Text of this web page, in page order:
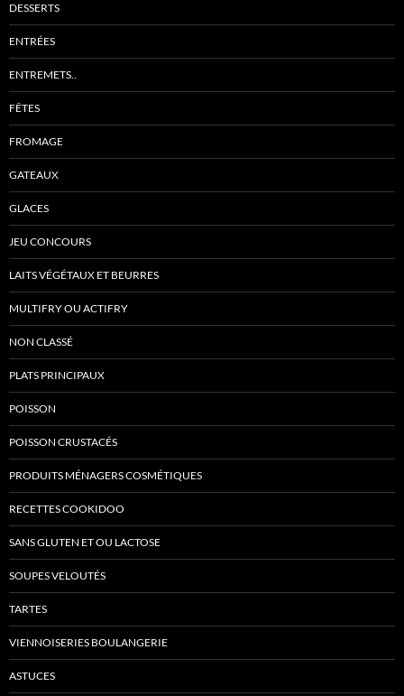
DESSERTS
ENTRÉES
ENTREMETS..
FÊTES
FROMAGE
GATEAUX
GLACES
JEU CONCOURS
LAITS VÉGÉTAUX ET BEURRES
MULTIFRY OU ACTIFRY
NON CLASSÉ
PLATS PRINCIPAUX
POISSON
POISSON CRUSTACÉS
PRODUITS MÉNAGERS COSMÉTIQUES
RECETTES COOKIDOO
SANS GLUTEN ET OU LACTOSE
SOUPES VELOUTÉS
TARTES
VIENNOISERIES BOULANGERIE
ASTUCES